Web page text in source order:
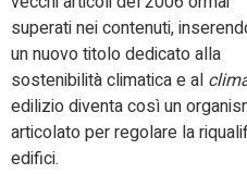
superati nei contenuti,
un nuovo titolo dedicato alla
sostenibilità climatica e al
edilizio diventa così un
articolato per regolare la
edifici.